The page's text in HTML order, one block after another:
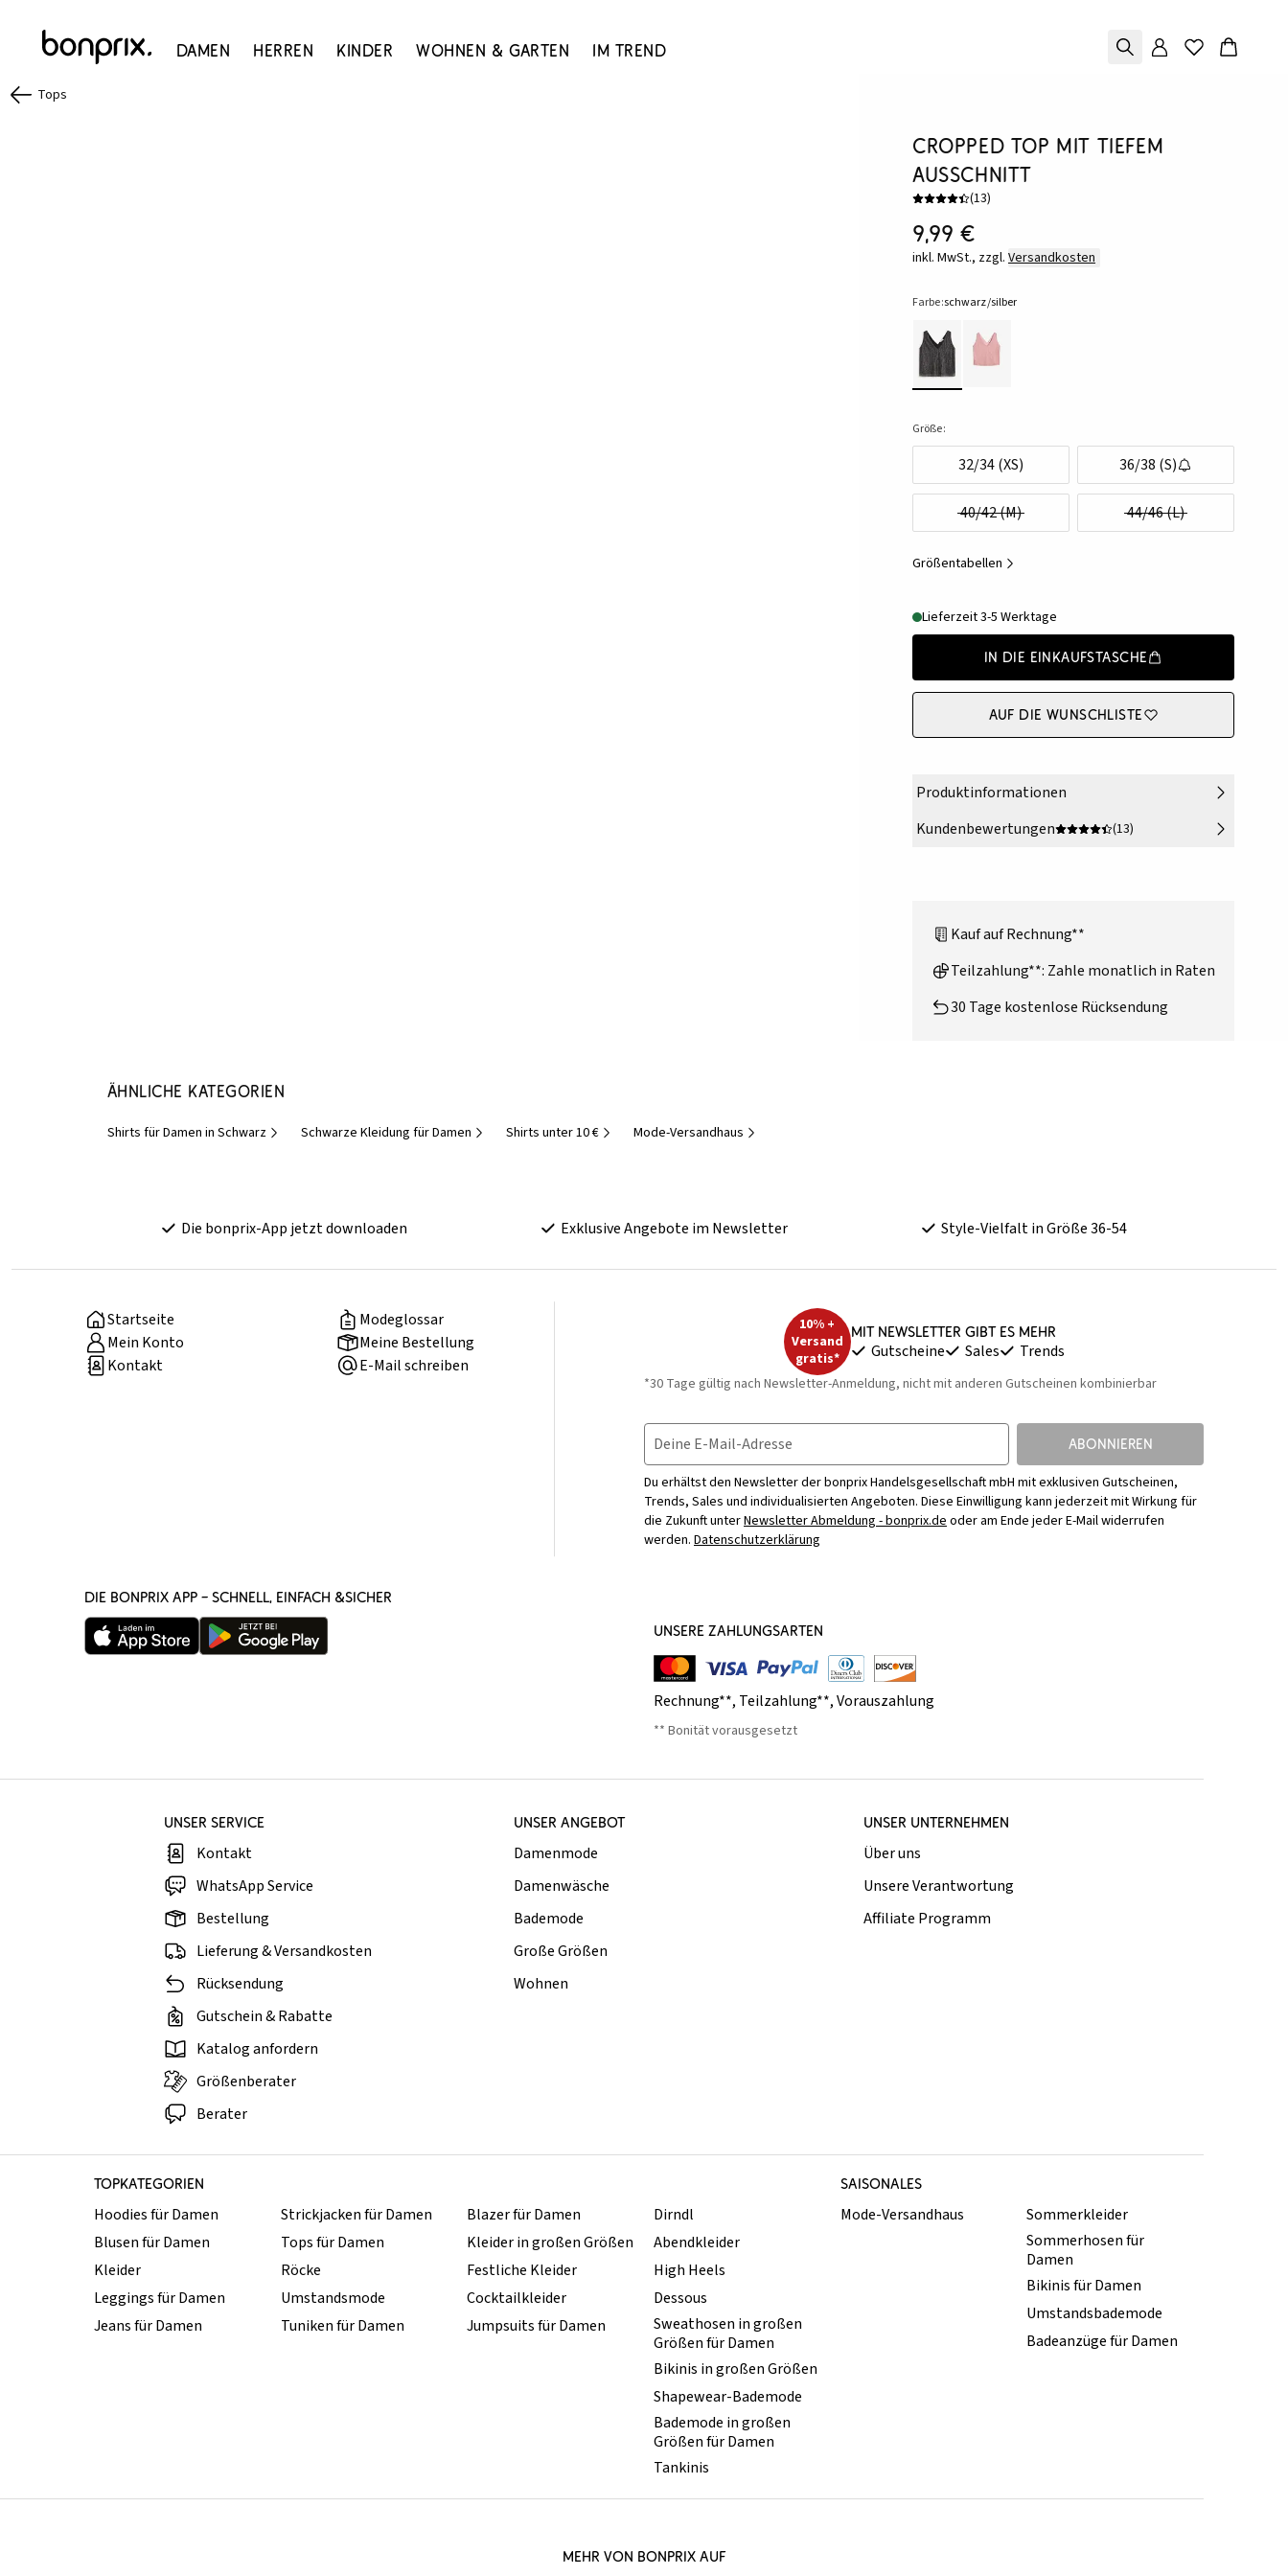
Damen Herren Kinder Wohnen & Garten Im Trend
Tops
Cropped Top mit tiefem
Ausschnitt
(13)
9,99 €
inkl. MwSt., zzgl. Versandkosten
Farbe:schwarz/silber
Größe:
32/34 (XS) 36/38 (S)
40/42 (M) 44/46 (L)
Größentabellen
Lieferzeit 3-5 Werktage
In die Einkaufstasche
Auf die Wunschliste
Produktinformationen
Kundenbewertungen
(13)
Kauf auf Rechnung**
Teilzahlung**: Zahle monatlich in Raten
30 Tage kostenlose Rücksendung
Ähnliche Kategorien
Shirts für Damen in Schwarz Schwarze Kleidung für Damen Shirts unter 10 € Mode-Versandhaus
Die bonprix-App jetzt downloaden Exklusive Angebote im Newsletter Style-Vielfalt in Größe 36-54
Startseite
Modeglossar
Mein Konto
Meine Bestellung
Kontakt
E-Mail schreiben
10% +
Versand
gratis*
Mit Newsletter gibt es mehr
Gutscheine Sales Trends
*30 Tage gültig nach Newsletter-Anmeldung, nicht mit anderen Gutscheinen kombinierbar
Deine E-Mail-Adresse ABONNIEREN
Du erhältst den Newsletter der bonprix Handelsgesellschaft mbH mit exklusiven Gutscheinen,
Trends, Sales und individualisierten Angeboten. Diese Einwilligung kann jederzeit mit Wirkung für
die Zukunft unterNewsletter Abmeldung - bonprix.deoder am Ende jeder E-Mail widerrufen
werden. Datenschutzerklärung
DIE BONPRIX APP – SCHNELL, EINFACH &SICHER
UNSERE ZAHLUNGSARTEN
Rechnung**, Teilzahlung**,Vorauszahlung
** Bonität vorausgesetzt
UNSER SERVICE
Kontakt
WhatsApp Service
Bestellung
Lieferung & Versandkosten
Rücksendung
Gutschein & Rabatte
Katalog anfordern
Größenberater
Berater
UNSER ANGEBOT
Damenmode
Damenwäsche
Bademode
Große Größen
Wohnen
UNSER UNTERNEHMEN
Über uns
Unsere Verantwortung
Affiliate Programm
TOPKATEGORIEN SAISONALES
Hoodies für Damen
Blusen für Damen
Kleider
Leggings für Damen
Jeans für Damen
Strickjacken für Damen
Tops für Damen
Röcke
Umstandsmode
Tuniken für Damen
Blazer für Damen
Kleider in großen Größen
Festliche Kleider
Cocktailkleider
Jumpsuits für Damen
Dirndl
Abendkleider
High Heels
Dessous
Sweathosen in großen
Größen für Damen
Mode-Versandhaus
Sommerkleider
Sommerhosen für
Damen
Bikinis für Damen
Umstandsbademode
Badeanzüge für Damen
Bikinis in großen Größen
Shapewear-Bademode
Bademode in großen
Größen für Damen
Tankinis
MEHR VON BONPRIX AUF